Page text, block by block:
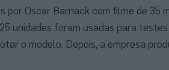
por Oscar Barnack com filme de 35
unidades foram usadas para
o modelo. Depois, a empresa